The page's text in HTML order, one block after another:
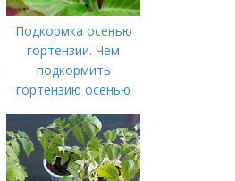
Подкормка осенью
гортензии. Чем
подкормить
гортензию осенью